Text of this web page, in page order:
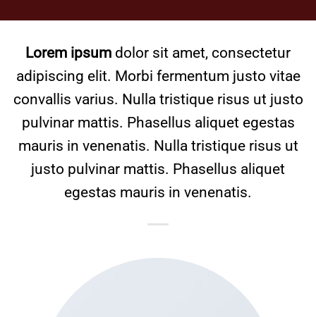
Lorem ipsum dolor sit amet, consectetur
adipiscing elit. Morbi fermentum justo vitae
convallis varius. Nulla tristique risus ut justo
pulvinar mattis. Phasellus aliquet egestas
mauris in venenatis. Nulla tristique risus ut
justo pulvinar mattis. Phasellus aliquet
egestas mauris in venenatis.